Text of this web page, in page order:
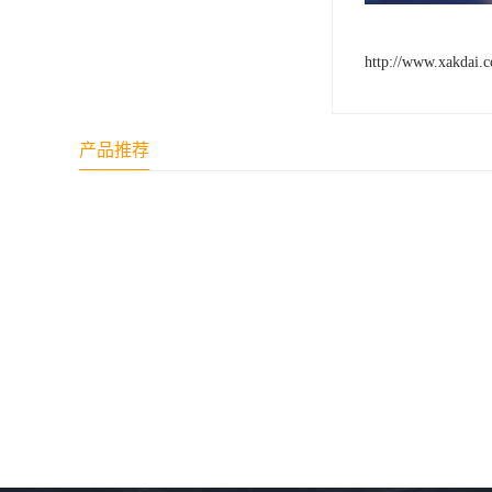
http://
产品推荐